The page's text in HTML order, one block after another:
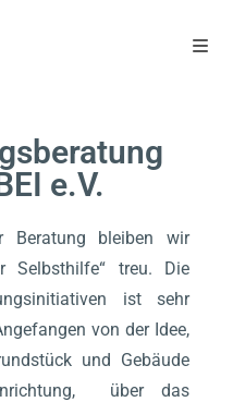
e.V.
bleiben wir
Selbsthilfe“ treu. Die
ist sehr
von der Idee,
und Gebäude
über das